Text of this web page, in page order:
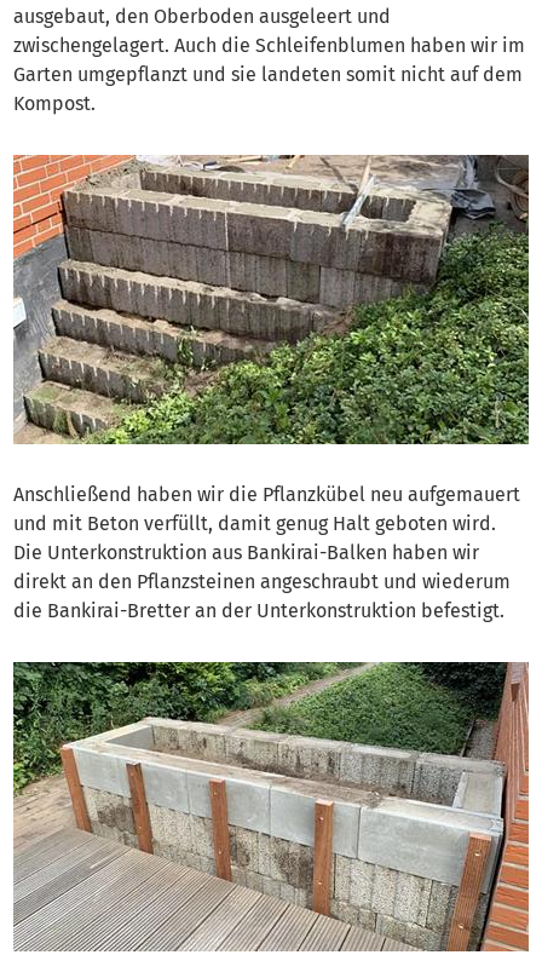
ausgebaut, den Oberboden ausgeleert und
zwischengelagert. Auch die Schleifenblumen haben wir im
Garten umgepflanzt und sie landeten somit nicht auf dem
Kompost.
Anschließend haben wir die Pflanzkübel neu aufgemauert
und mit Beton verfüllt, damit genug Halt geboten wird.
Die Unterkonstruktion aus Bankirai-Balken haben wir
direkt an den Pflanzsteinen angeschraubt und wiederum
die Bankirai-Bretter an der Unterkonstruktion befestigt.